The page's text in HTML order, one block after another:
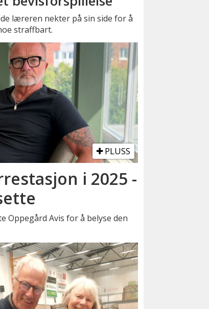
læreren nekter på sin side for å
straffbart.
PLUSS
i 2025 -
Oppegård Avis for å belyse den